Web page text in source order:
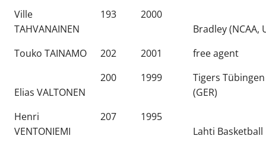
Ville
TAHVANAINEN
193
2000
Bradley (NCAA,
Touko TAINAMO
202 2001 free agent
Elias VALTONEN
200 1999
Tigers Tübingen
(GER)
Henri
VENTONIEMI
207
1995
Lahti Basketball